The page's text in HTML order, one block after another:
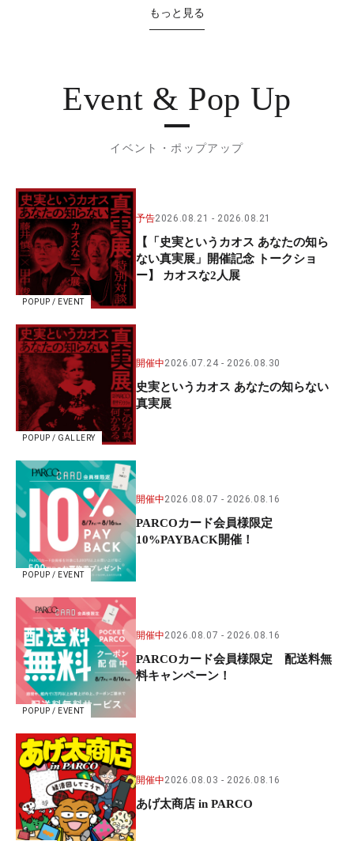
もっと見る
Event & Pop Up
イベント・ポップアップ
POPUP / EVENT
予告2026.08.21 2026.08.21
【「史実というカオス あなたの知ら
ない真実展」開催記念 トークショ
ー】 カオスな2人展
POPUP / GALLERY
開催中2026.07.24 2026.08.30
史実というカオス あなたの知らない
真実展
POPUP / EVENT
開催中2026.08.07 2026.08.16
PARCOカード会員様限定
10%PAYBACK開催！
POPUP / EVENT
開催中2026.08.07 2026.08.16
PARCOカード会員様限定 配送料無
料キャンペーン！
開催中2026.08.03 2026.08.16
あげ太商店 in PARCO